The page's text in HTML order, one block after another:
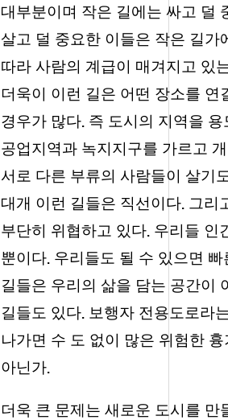
대부분이며 작은 길에는 싸고 덜
살고 덜 중요한 이들은 작은 길
따라 사람의 계급이 매겨지고 있
더욱이 이런 길은 어떤 장소를
경우가 많다.즉 도시의 지역을 용
공업지역과 녹지지구를 가르고
서로 다른 부류의 사람들이 살기
대개 이런 길들은 직선이다.그리
부단히 위협하고 있다.우리들 인
뿐이다.우리들도 될 수 있으면 빠
길들은 우리의 삶을 담는 공간이
길들도 있다.보행자 전용도로라
나가면 수 도 없이 많은 위험한
아닌가.
더욱 큰 문제는 새로운 도시를